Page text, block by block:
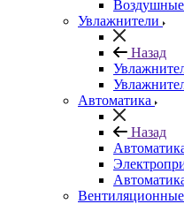
Воздушные
Увлажнители
Назад
Автоматика
Назад
Вентиляционные